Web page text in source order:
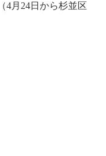
4月24日から杉並区